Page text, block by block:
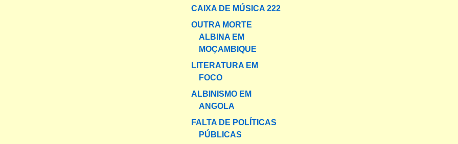
CAIXA DE MÚSICA 222
OUTRA MORTE
ALBINA EM
MOÇAMBIQUE
LITERATURA EM
FOCO
ALBINISMO EM
ANGOLA
FALTA DE POLÍTICAS
PÚBLICAS